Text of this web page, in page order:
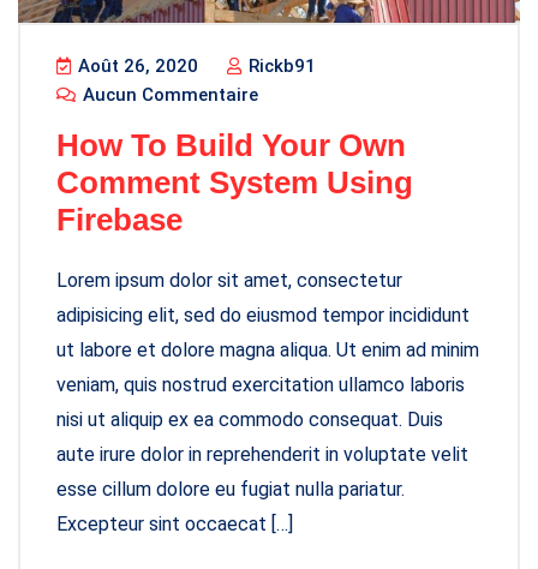
Août 26, 2020
Rickb91
Aucun Commentaire
How To Build Your Own
Comment System Using
Firebase
Lorem ipsum dolor sit amet, consectetur
adipisicing elit, sed do eiusmod tempor incididunt
ut labore et dolore magna aliqua. Ut enim ad minim
veniam, quis nostrud exercitation ullamco laboris
nisi ut aliquip ex ea commodo consequat. Duis
aute irure dolor in reprehenderit in voluptate velit
esse cillum dolore eu fugiat nulla pariatur.
Excepteur sint occaecat […]